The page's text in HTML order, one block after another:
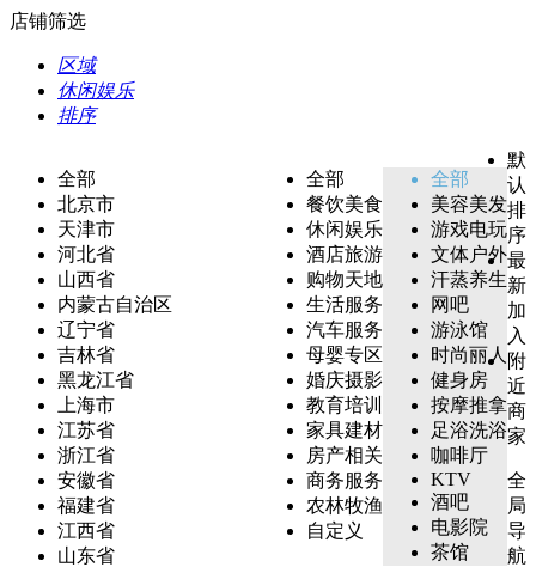
店铺筛选
区域
休闲娱乐
排序
全部
北京市
天津市
河北省
山西省
内蒙古自治区
辽宁省
吉林省
黑龙江省
上海市
江苏省
浙江省
安徽省
福建省
江西省
山东省
全部
餐饮美食
休闲娱乐
酒店旅游
购物天地
生活服务
汽车服务
母婴专区
婚庆摄影
教育培训
家具建材
房产相关
商务服务
农林牧渔
自定义
全部
美容美发
游戏电玩
文体户外
汗蒸养生
网吧
游泳馆
时尚丽人
健身房
按摩推拿
足浴洗浴
咖啡厅
KTV
酒吧
电影院
茶馆
默
认
排
序
最
新
加
入
附
近
商
家
全
局
导
航